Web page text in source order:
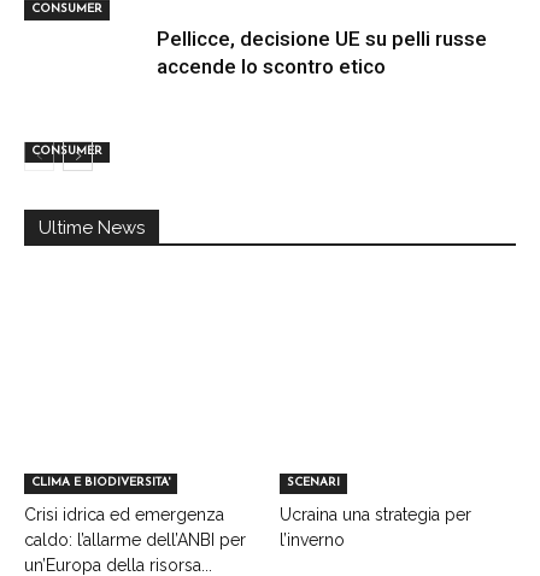
CONSUMER
CONSUMER
Pellicce, decisione UE su pelli russe
accende lo scontro etico
Ultime News
CLIMA E BIODIVERSITA'
Crisi idrica ed emergenza
caldo: l’allarme dell’ANBI per
un’Europa della risorsa...
SCENARI
Ucraina una strategia per
l’inverno